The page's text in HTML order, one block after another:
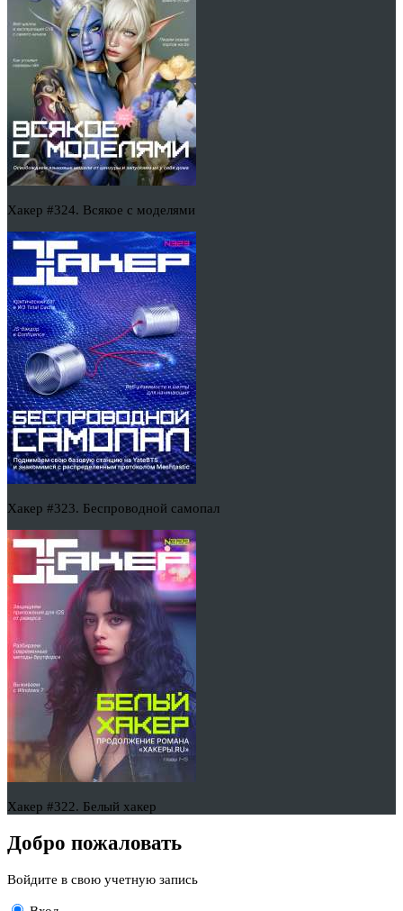
Хакер #324. Всякое с моделями
Хакер #323. Беспроводной самопал
Хакер #322. Белый хакер
Добро пожаловать
Войдите в свою учетную запись